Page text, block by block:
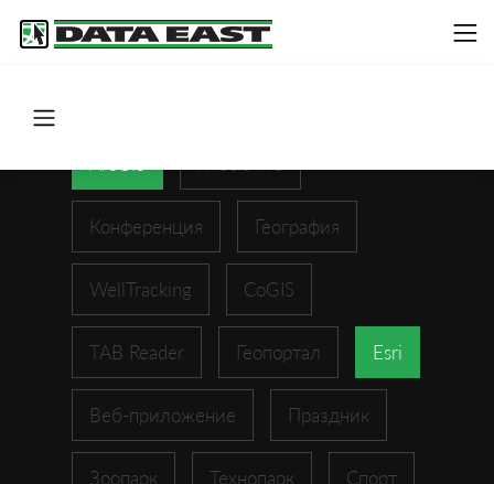
Конференция География
WellTracking CoGIS
TAB Reader Геопортал Esri
Веб-приложение Праздник
Зоопарк Технопарк Спорт